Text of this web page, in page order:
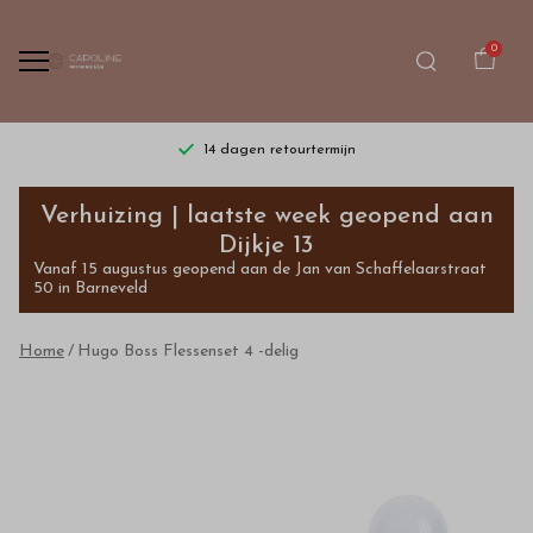
0
14 dagen retourtermijn
Hugo
Boss
Flessenset
4
Verhuizing | laatste week geopend aan
Dijkje 13
Vanaf 15 augustus geopend aan de Jan van Schaffelaarstraat
50 in Barneveld
Home Hugo Boss Flessenset 4 -delig